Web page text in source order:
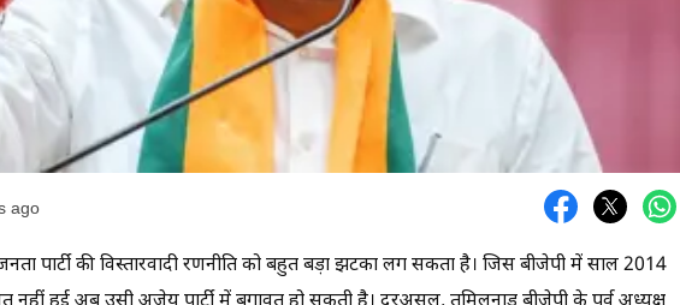
ago
पार्टी की विस्तारवादी रणनीति को बहुत बड़ा झटका लग सकता है। जिस बीजेपी में साल 2014